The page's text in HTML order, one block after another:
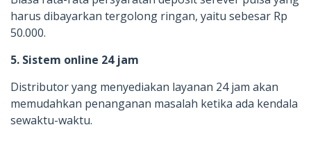
harus dibayarkan tergolong ringan, yaitu sebesar Rp
50.000.
5. Sistem online 24 jam
Distributor yang menyediakan layanan 24 jam akan
memudahkan penanganan masalah ketika ada kendala
sewaktu-waktu.